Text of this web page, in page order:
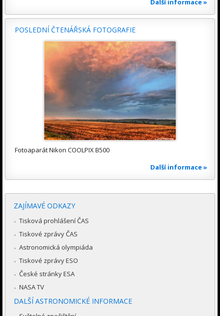
Další informace »
POSLEDNÍ ČTENÁŘSKÁ FOTOGRAFIE
Fotoaparát Nikon COOLPIX B500
Další informace »
ZAJÍMAVÉ ODKAZY
Tisková prohlášení ČAS
Tiskové zprávy ČAS
Astronomická olympiáda
Tiskové zprávy ESO
České stránky ESA
NASA TV
DALŠÍ ASTRONOMICKÉ INFORMACE